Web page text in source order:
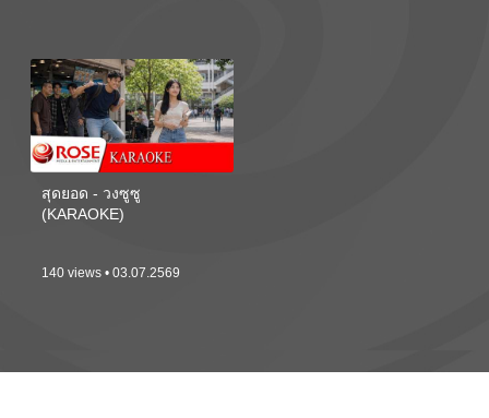
สุดยอด - วงซูซู
(KARAOKE)
140 views • 03.07.2569